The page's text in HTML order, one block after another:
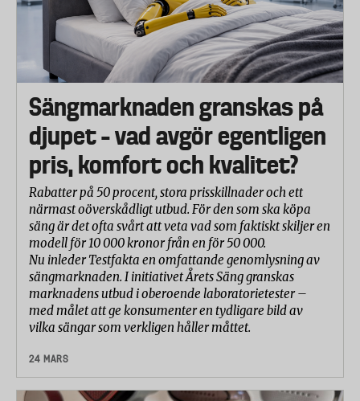
Sängmarknaden granskas på
djupet – vad avgör egentligen
pris, komfort och kvalitet?
Rabatter på 50 procent, stora prisskillnader och ett
närmast oöverskådligt utbud. För den som ska köpa
säng är det ofta svårt att veta vad som faktiskt skiljer en
modell för 10 000 kronor från en för 50 000.
Nu inleder Testfakta en omfattande genomlysning av
sängmarknaden. I initiativet Årets Säng granskas
marknadens utbud i oberoende laboratorietester –
med målet att ge konsumenter en tydligare bild av
vilka sängar som verkligen håller måttet.
24 MARS